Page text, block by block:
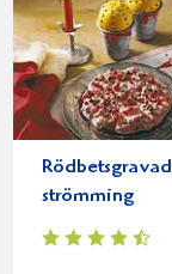
Rödbetsgravad
strömming